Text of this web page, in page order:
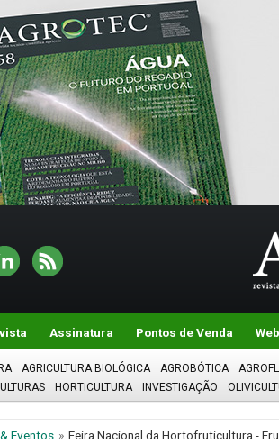
Assinatura Pontos de Venda
AGRICULTURA BIOLÓGICA AGROBÓTICA
HORTICULTURA INVESTIGAÇÃO
Eventos Feira Nacional da Hortofruticultura -